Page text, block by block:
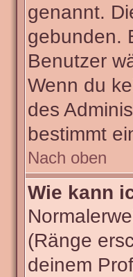
genannt.
gebunden.
Benutzer
Wenn du
des
bestimmt
Nach oben
Wie kann
(Ränge
deinem